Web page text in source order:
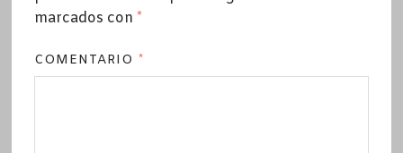
marcados con *
COMENTARIO *